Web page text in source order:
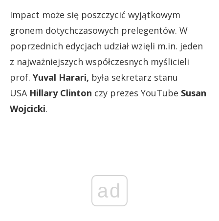
Impact może się poszczycić wyjątkowym
gronem dotychczasowych prelegentów. W
poprzednich edycjach udział wzięli m.in. jeden
z najważniejszych współczesnych myślicieli
prof. Yuval Harari, była sekretarz stanu
USA Hillary Clinton czy prezes YouTube Susan
Wojcicki.
ad